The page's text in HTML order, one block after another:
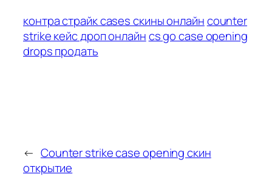
контра страйк cases скины онлайнcounter
strike кейс дроп онлайнcs go case opening
drops продать
← Counter strike case opening скин
открытие